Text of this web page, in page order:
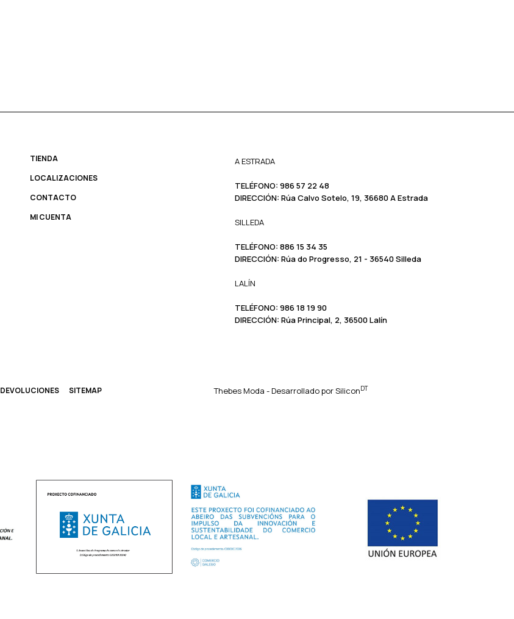
TIENDA
LOCALIZACIONES
CONTACTO
MI CUENTA
A ESTRADA
TELÉFONO: 986 57 22 48
DIRECCIÓN: Rúa Calvo Sotelo, 19, 36680 A Estrada
SILLEDA
TELÉFONO: 886 15 34 35
DIRECCIÓN: Rúa do Progresso, 21 - 36540 Silleda
LALÍN
TELÉFONO: ​​ 986 18 19 90
DIRECCIÓN: Rúa Principal, 2, 36500 Lalín
DEVOLUCIONES SITEMAP Thebes Moda - Desarrollado porSilicon DT